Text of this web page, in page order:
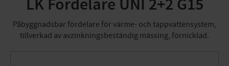
LK Fördelare UNI 2+2 G15
Påbyggnadsbar fördelare för värme- och tappvattensystem,
tillverkad av avzinkningsbeständig mässing, förnicklad.